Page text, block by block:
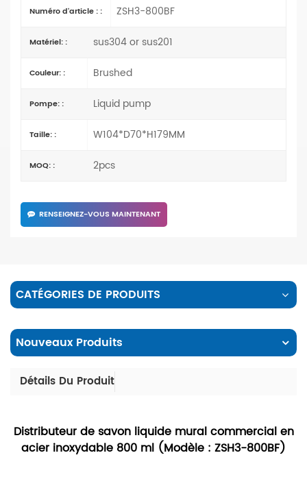
Numéro d'article : : ZSH3-800BF
Matériel: : sus304 or sus201
Couleur: : Brushed
Pompe: : Liquid pump
Taille: : W104*D70*H179MM
MOQ: : 2pcs
RENSEIGNEZ-VOUS MAINTENANT
CATÉGORIES DE PRODUITS
Nouveaux Produits
Détails Du Produit
Distributeur de savon liquide mural commercial en
acier inoxydable 800 ml (Modèle : ZSH3-800BF)